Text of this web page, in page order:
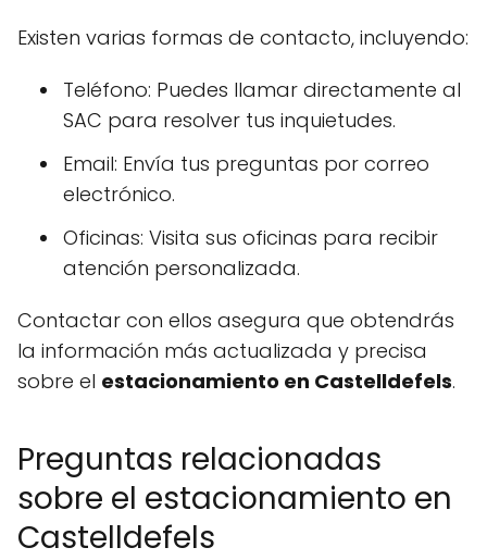
Existen varias formas de contacto, incluyendo:
Teléfono: Puedes llamar directamente al
SAC para resolver tus inquietudes.
Email: Envía tus preguntas por correo
electrónico.
Oficinas: Visita sus oficinas para recibir
atención personalizada.
Contactar con ellos asegura que obtendrás
la información más actualizada y precisa
sobre el estacionamiento en Castelldefels.
Preguntas relacionadas
sobre el estacionamiento en
Castelldefels